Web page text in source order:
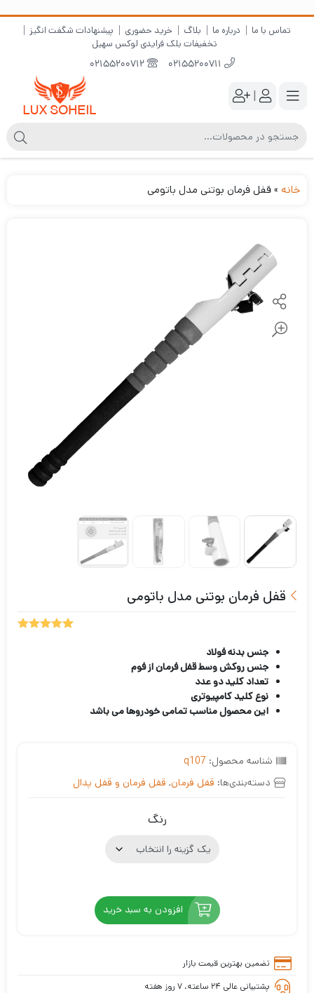
تماس با ما درباره ما بلاگ خرید حضوری
پیشنهادات شگفت انگیز
تخفیفات بلک فرایدی لوکس سهیل
|
خانه »قفل فرمان بوتنی مدل باتومی
قفل فرمان بوتنی مدل باتومی
جنس بدنه فولاد
جنس روکش وسط قفل فرمان از فوم
تعداد کلید دو عدد
نوع کلید کامپیوتری
این محصول مناسب تمامی خودروها می باشد
شناسه محصول: q107
دسته‌بندی‌ها: قفل فرمان, قفل فرمان و قفل پدال
رنگ
افزودن به سبد خرید
تضمین بهترین قیمت بازار
پشتیبانی عالی ۲۴ ساعته، ۷ روز هفته